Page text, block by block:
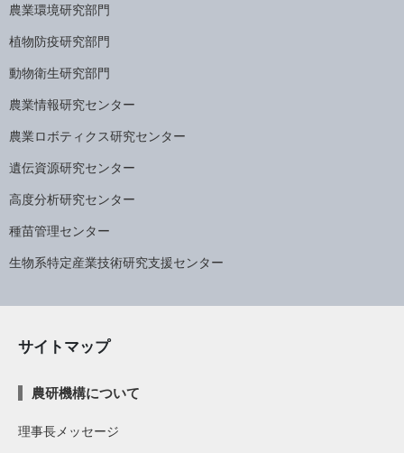
農業環境研究部門
植物防疫研究部門
動物衛生研究部門
農業情報研究センター
農業ロボティクス研究センター
遺伝資源研究センター
高度分析研究センター
種苗管理センター
生物系特定産業技術研究支援センター
サイトマップ
農研機構について
理事長メッセージ